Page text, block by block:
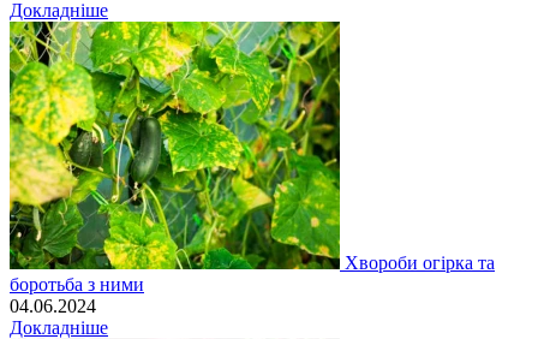
Докладніше
Хвороби огірка та
боротьба з ними
04.06.2024
Докладніше